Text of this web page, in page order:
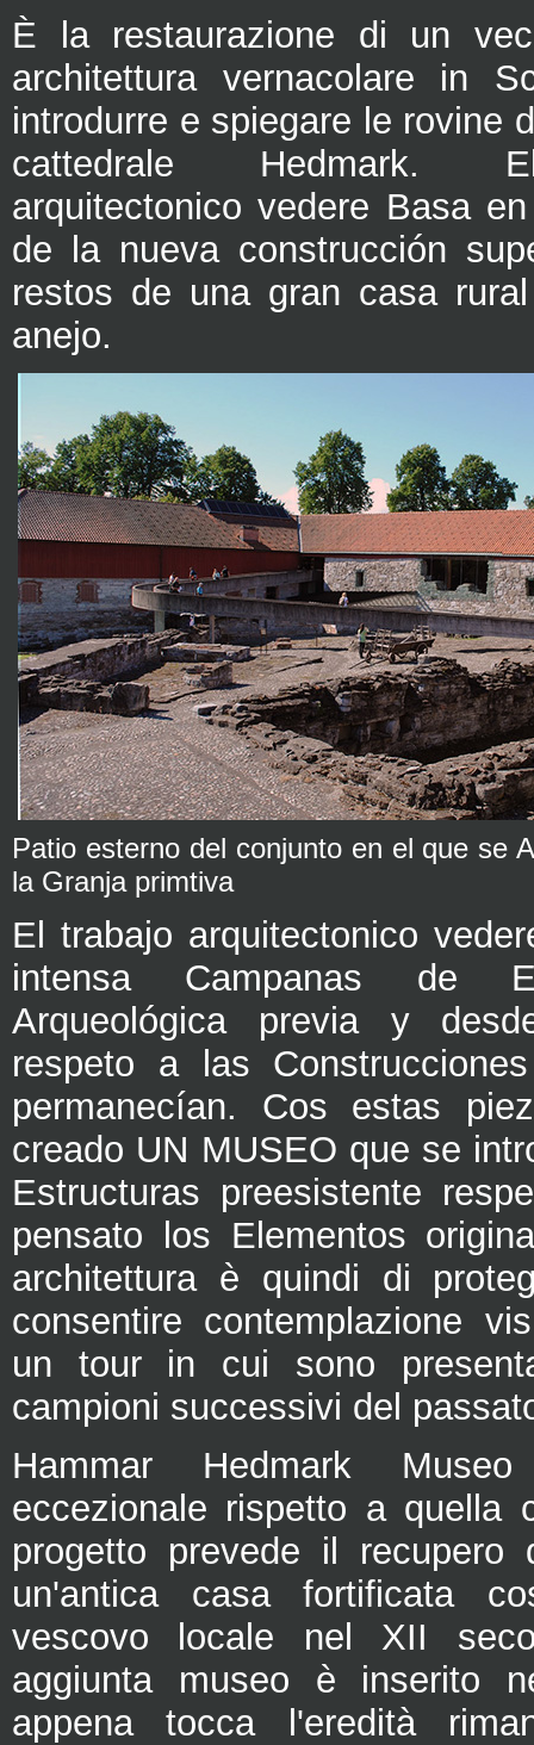
È la restaurazione di un
architettura vernacolare in
introdurre e spiegare le rovine
cattedrale Hedmark.
arquitectonico vedere Basa
de la nueva construcción
restos de una gran casa
anejo.
Patio esterno del conjunto en el que se
la Granja primtiva
El trabajo arquitectonico
intensa Campanas de
Arqueológica previa y
respeto a las
permanecían. Cos estas
creado UN MUSEO que se
Estructuras preesistente
pensato los Elementos
architettura è quindi di
consentire contemplazione
un tour in cui sono
campioni successivi del
Hammar Hedmark
eccezionale rispetto a quella
progetto prevede il recupero
un'antica casa fortificata
vescovo locale nel XII
aggiunta museo è inserito
appena tocca l'eredità